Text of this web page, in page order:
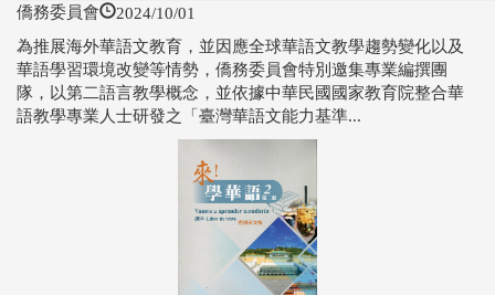
僑務委員會 2024/10/01
為推展海外華語文教育，並因應全球華語文教學趨勢變化以及
華語學習環境改變等情勢，僑務委員會特別邀集專業編撰團
隊，以第二語言教學概念，並依據中華民國國家教育院整合華
語教學專業人士研發之「臺灣華語文能力基準...